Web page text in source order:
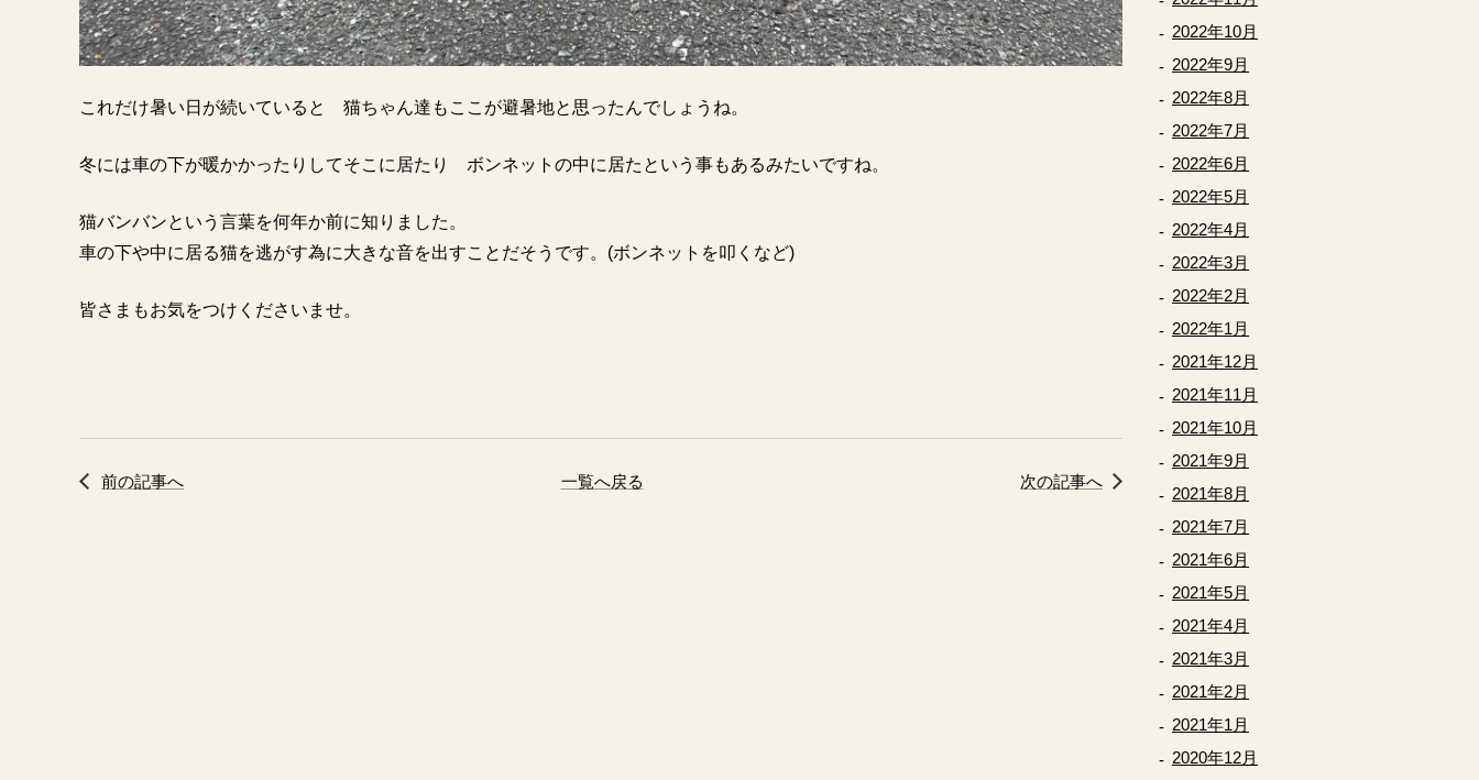
これだけ暑い日が続いていると 猫ちゃん達もここが避暑地と思ったんでしょうね。
冬には車の下が暖かかったりしてそこに居たり ボンネットの中に居たという事もあるみたいですね。
猫バンバンという言葉を何年か前に知りました。
車の下や中に居る猫を逃がす為に大きな音を出すことだそうです。(ボンネットを叩くなど)
皆さまもお気をつけくださいませ。
前の記事へ 一覧へ戻る 次の記事へ
2022年10月
2022年9月
2022年8月
2022年7月
2022年6月
2022年5月
2022年4月
2022年3月
2022年2月
2022年1月
2021年12月
2021年11月
2021年10月
2021年9月
2021年8月
2021年7月
2021年6月
2021年5月
2021年4月
2021年3月
2021年2月
2021年1月
2020年12月